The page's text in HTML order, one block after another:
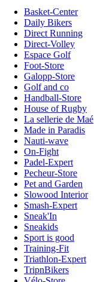
Basket-Center
Daily Bikers
Direct Running
Direct-Volley
Espace Golf
Foot-Store
Galopp-Store
Golf and co
Handball-Store
House of Rugby
La sellerie de Maé
Made in Paradis
Nauti-wave
On-Fight
Padel-Expert
Pecheur-Store
Pet and Garden
Slowood Interior
Smash-Expert
Sneak'In
Sneakids
Sport is good
Training-Fit
Triathlon-Expert
TripnBikers